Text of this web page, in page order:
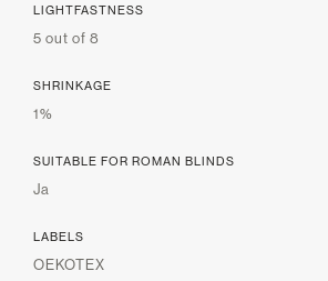
LIGHTFASTNESS
5 out of 8
SHRINKAGE
1%
SUITABLE FOR ROMAN BLINDS
Ja
LABELS
OEKOTEX